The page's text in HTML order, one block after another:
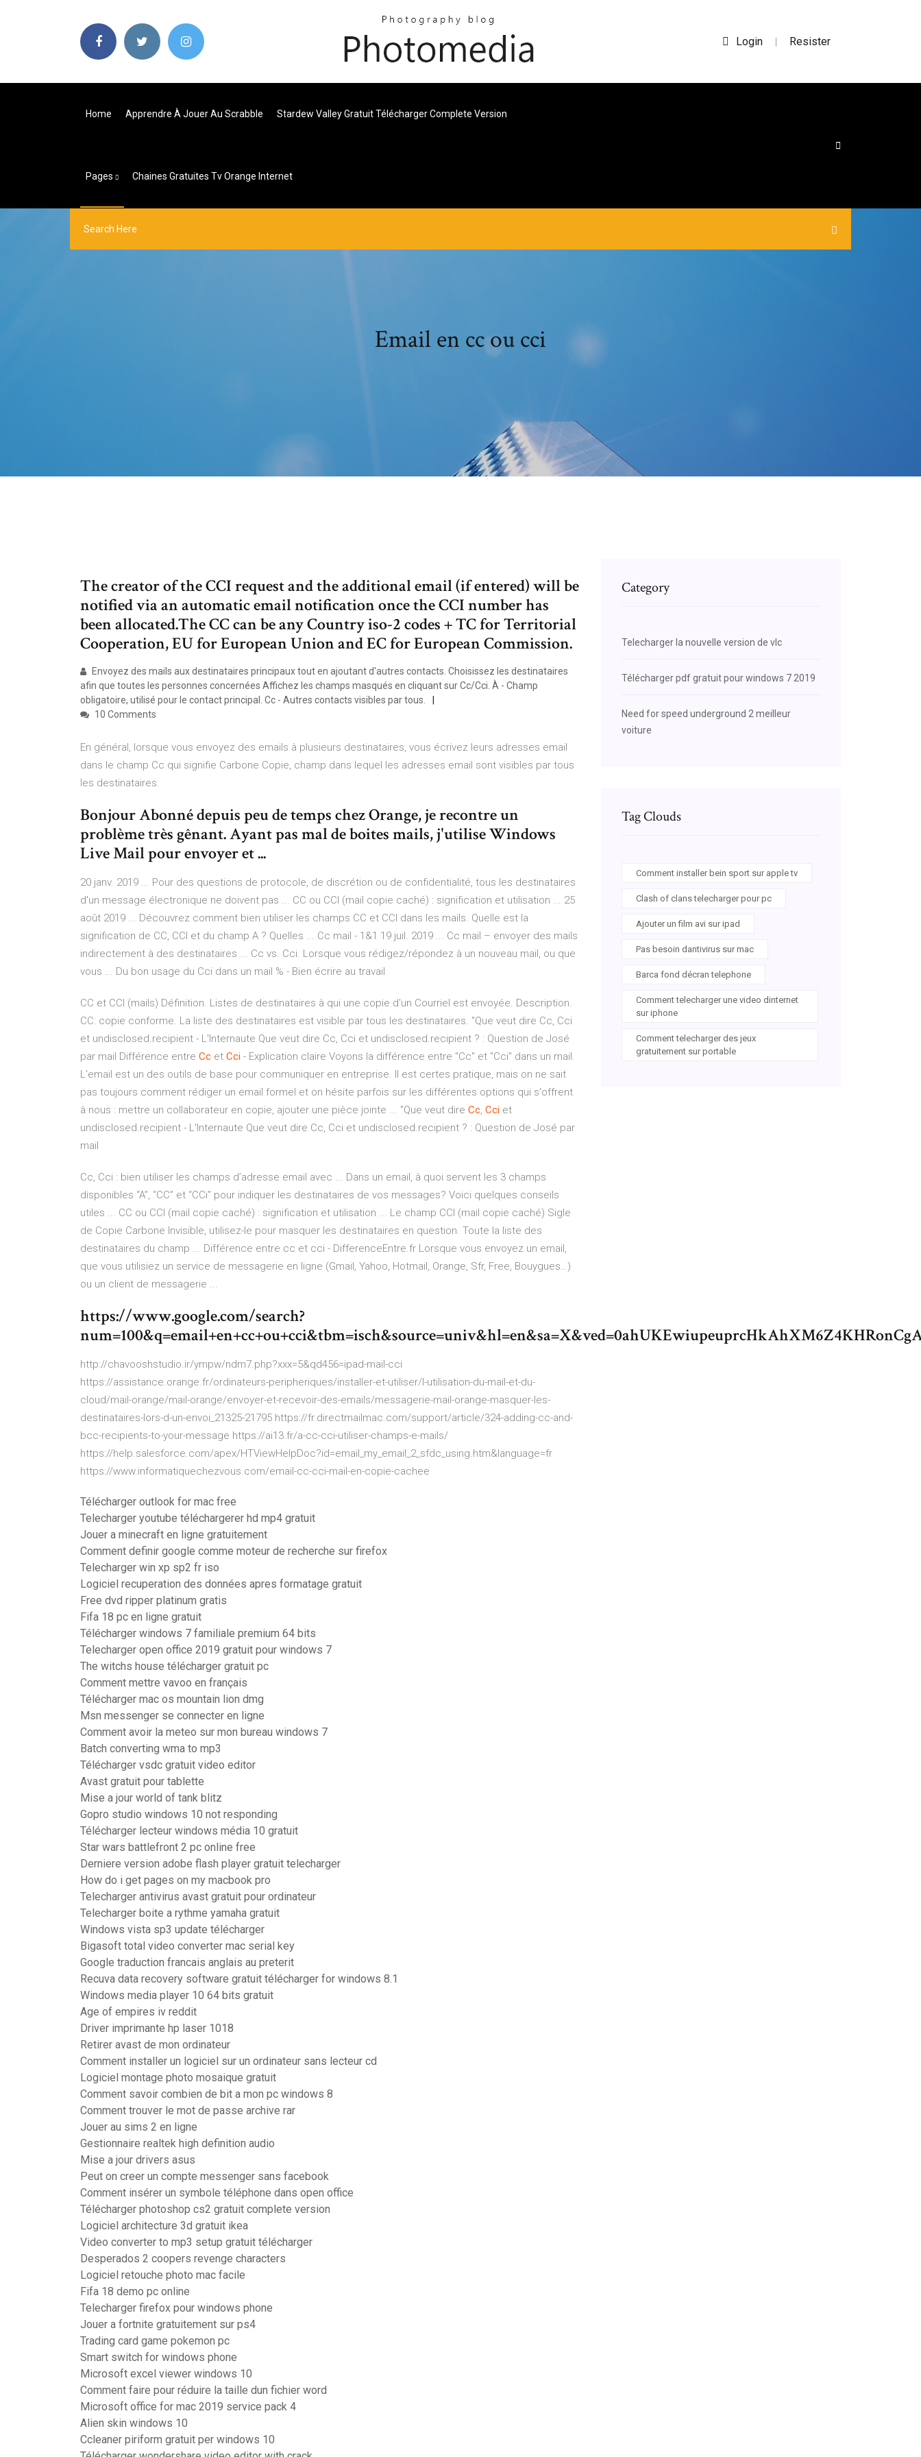
Login | Resister
Home Apprendre À Jouer Au Scrabble Stardew Valley Gratuit Télécharger Complete Version
Pages Chaines Gratuites Tv Orange Internet
Email en cc ou cci
The creator of the CCI request and the additional email (if entered) will be
notified via an automatic email notification once the CCI number has
been allocated.The CC can be any Country iso-2 codes + TC for Territorial
Cooperation, EU for European Union and EC for European Commission.
Envoyez des mails aux destinataires principaux tout en ajoutant d'autres contacts. Choisissez les destinataires
afin que toutes les personnes concernées Affichez les champs masqués en cliquant sur Cc/Cci. À - Champ
obligatoire, utilisé pour le contact principal. Cc - Autres contacts visibles par tous.
10 Comments
En général, lorsque vous envoyez des emails à plusieurs destinataires, vous écrivez leurs adresses email
dans le champ Cc qui signifie Carbone Copie, champ dans lequel les adresses email sont visibles par tous
les destinataires.
Bonjour Abonné depuis peu de temps chez Orange, je recontre un
problème très gênant. Ayant pas mal de boites mails, j'utilise Windows
Live Mail pour envoyer et ...
20 janv. 2019 ... Pour des questions de protocole, de discrétion ou de confidentialité, tous les destinataires
d'un message électronique ne doivent pas ... CC ou CCI (mail copie caché) : signification et utilisation ... 25
août 2019 ... Découvrez comment bien utiliser les champs CC et CCI dans les mails. Quelle est la
signification de CC, CCI et du champ A ? Quelles ... Cc mail - 1&1 19 juil. 2019 ... Cc mail – envoyer des mails
indirectement à des destinataires ... Cc vs. Cci. Lorsque vous rédigez/répondez à un nouveau mail, ou que
vous ... Du bon usage du Cci dans un mail % - Bien écrire au travail
CC et CCI (mails) Définition. Listes de destinataires à qui une copie d'un Courriel est envoyée. Description.
CC: copie conforme. La liste des destinataires est visible par tous les destinataires. "Que veut dire Cc, Cci
et undisclosed.recipient - L'Internaute Que veut dire Cc, Cci et undisclosed.recipient ? : Question de José
par mail Différence entre Cc et Cci - Explication claire Voyons la différence entre "Cc" et "Cci" dans un mail.
L'email est un des outils de base pour communiquer en entreprise. Il est certes pratique, mais on ne sait
pas toujours comment rédiger un email formel et on hésite parfois sur les différentes options qui s'offrent
à nous : mettre un collaborateur en copie, ajouter une pièce jointe ... "Que veut dire Cc, Cci et
undisclosed.recipient - L'Internaute Que veut dire Cc, Cci et undisclosed.recipient ? : Question de José par
mail
Cc, Cci : bien utiliser les champs d’adresse email avec ... Dans un email, à quoi servent les 3 champs
disponibles “A”, “CC” et “CCi” pour indiquer les destinataires de vos messages? Voici quelques conseils
utiles ... CC ou CCI (mail copie caché) : signification et utilisation ... Le champ CCI (mail copie caché) Sigle
de Copie Carbone Invisible, utilisez-le pour masquer les destinataires en question. Toute la liste des
destinataires du champ ... Différence entre cc et cci - DifferenceEntre.fr Lorsque vous envoyez un email,
que vous utilisiez un service de messagerie en ligne (Gmail, Yahoo, Hotmail, Orange, Sfr, Free, Bouygues…)
ou un client de messagerie ...
https://www.google.com/search?
http://chavooshstudio.ir/ympw/ndm7.php?xxx=5&qd456=ipad-mail-cci
https://assistance.orange.fr/ordinateurs-peripheriques/installer-et-utiliser/l-utilisation-du-mail-et-du-
cloud/mail-orange/mail-orange/envoyer-et-recevoir-des-emails/messagerie-mail-orange-masquer-les-
destinataires-lors-d-un-envoi_21325-21795 https://fr.directmailmac.com/support/article/324-adding-cc-and-
bcc-recipients-to-your-message https://ai13.fr/a-cc-cci-utiliser-champs-e-mails/
https://help.salesforce.com/apex/HTViewHelpDoc?id=email_my_email_2_sfdc_using.htm&language=fr
https://www.informatiquechezvous.com/email-cc-cci-mail-en-copie-cachee
Télécharger outlook for mac free
Telecharger youtube téléchargerer hd mp4 gratuit
Jouer a minecraft en ligne gratuitement
Comment definir google comme moteur de recherche sur firefox
Telecharger win xp sp2 fr iso
Logiciel recuperation des données apres formatage gratuit
Free dvd ripper platinum gratis
Fifa 18 pc en ligne gratuit
Télécharger windows 7 familiale premium 64 bits
Telecharger open office 2019 gratuit pour windows 7
The witchs house télécharger gratuit pc
Comment mettre vavoo en français
Télécharger mac os mountain lion dmg
Msn messenger se connecter en ligne
Comment avoir la meteo sur mon bureau windows 7
Batch converting wma to mp3
Télécharger vsdc gratuit video editor
Avast gratuit pour tablette
Mise a jour world of tank blitz
Gopro studio windows 10 not responding
Télécharger lecteur windows média 10 gratuit
Star wars battlefront 2 pc online free
Derniere version adobe flash player gratuit telecharger
How do i get pages on my macbook pro
Telecharger antivirus avast gratuit pour ordinateur
Telecharger boite a rythme yamaha gratuit
Windows vista sp3 update télécharger
Bigasoft total video converter mac serial key
Google traduction francais anglais au preterit
Recuva data recovery software gratuit télécharger for windows 8.1
Windows media player 10 64 bits gratuit
Age of empires iv reddit
Driver imprimante hp laser 1018
Retirer avast de mon ordinateur
Comment installer un logiciel sur un ordinateur sans lecteur cd
Logiciel montage photo mosaique gratuit
Comment savoir combien de bit a mon pc windows 8
Comment trouver le mot de passe archive rar
Jouer au sims 2 en ligne
Gestionnaire realtek high definition audio
Mise a jour drivers asus
Peut on creer un compte messenger sans facebook
Comment insérer un symbole téléphone dans open office
Télécharger photoshop cs2 gratuit complete version
Logiciel architecture 3d gratuit ikea
Video converter to mp3 setup gratuit télécharger
Desperados 2 coopers revenge characters
Logiciel retouche photo mac facile
Fifa 18 demo pc online
Telecharger firefox pour windows phone
Jouer a fortnite gratuitement sur ps4
Trading card game pokemon pc
Smart switch for windows phone
Microsoft excel viewer windows 10
Comment faire pour réduire la taille dun fichier word
Microsoft office for mac 2019 service pack 4
Alien skin windows 10
Ccleaner piriform gratuit per windows 10
Category
Telecharger la nouvelle version de vlc
Télécharger pdf gratuit pour windows 7 2019
Need for speed underground 2 meilleur
voiture
Tag Clouds
Comment installer bein sport sur apple tv
Clash of clans telecharger pour pc
Ajouter un film avi sur ipad
Pas besoin dantivirus sur mac
Barca fond décran telephone
Comment telecharger une video dinternet
sur iphone
Comment telecharger des jeux
gratuitement sur portable